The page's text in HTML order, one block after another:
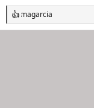
R
e
magarcia